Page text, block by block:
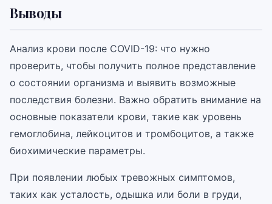
Выводы
Анализ крови после COVID-19: что нужно
проверить, чтобы получить полное представление
о состоянии организма и выявить возможные
последствия болезни. Важно обратить внимание на
основные показатели крови, такие как уровень
гемоглобина, лейкоцитов и тромбоцитов, а также
биохимические параметры.
При появлении любых тревожных симптомов,
таких как усталость, одышка или боли в груди,